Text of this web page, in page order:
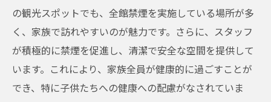
健康で快適な家族時間を過ごすための選択
大阪のファミリーに人気の禁煙エリア
家族全員が楽しめる健康的な大阪の空間
子供連れ必見！大阪のファミリースポットで禁
煙を楽しむ
の観光スポットでも、全館禁煙を実施している場所が多
く、家族で訪れやすいのが魅力です。さらに、スタッフ
が積極的に禁煙を促進し、清潔で安全な空間を提供して
います。これにより、家族全員が健康的に過ごすことが
でき、特に子供たちへの健康への配慮がなされていま